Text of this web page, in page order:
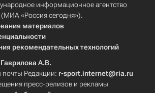
информационное агентство
(МИА «Россия сегодня»).
материалов
рекомендательных технологий
Гаврилова А.В.
почты Редакции: r-sport.internet@ria.ru
пресс-релизов и рекламы